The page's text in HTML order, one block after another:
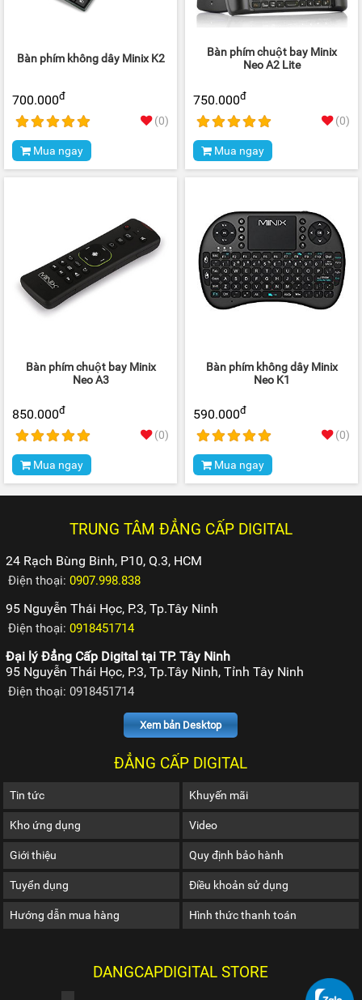
Bàn phím không dây Minix K2
700.000đ
(0)
Mua ngay
Bàn phím chuột bay Minix
Neo A2 Lite
750.000đ
(0)
Mua ngay
Bàn phím chuột bay Minix
Neo A3
850.000đ
(0)
Mua ngay
Bàn phím không dây Minix
Neo K1
590.000đ
(0)
Mua ngay
TRUNG TÂM ĐẲNG CẤP DIGITAL
24 Rạch Bùng Binh, P10, Q.3, HCM
Điện thoại:0907.998.838
95 Nguyễn Thái Học, P.3, Tp.Tây Ninh
Điện thoại:0918451714
Đại lý Đẳng Cấp Digital tại TP. Tây Ninh
95 Nguyễn Thái Học, P.3, Tp.Tây Ninh, Tỉnh Tây Ninh
Điện thoại: 0918451714
Xem bản Desktop
ĐẲNG CẤP DIGITAL
Tin tức Khuyến mãi
Kho ứng dụng Video
Giới thiệu Quy định bảo hành
Tuyển dụng Điều khoản sử dụng
Hướng dẫn mua hàng Hình thức thanh toán
DANGCAPDIGITAL STORE